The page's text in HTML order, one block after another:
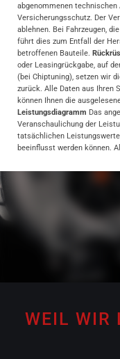
abgenommenen technischen
Versicherungsschutz. Der
ablehnen. Bei Fahrzeugen,
führt dies zum Entfall der
betroffenen Bauteile.
oder Leasingrückgabe, auf
(bei Chiptuning), setzen wir
zurück. Alle Daten aus Ihren
können Ihnen die
Leistungsdiagramm Das
Veranschaulichung der
tatsächlichen
beeinflusst werden können.
WEIL WIR